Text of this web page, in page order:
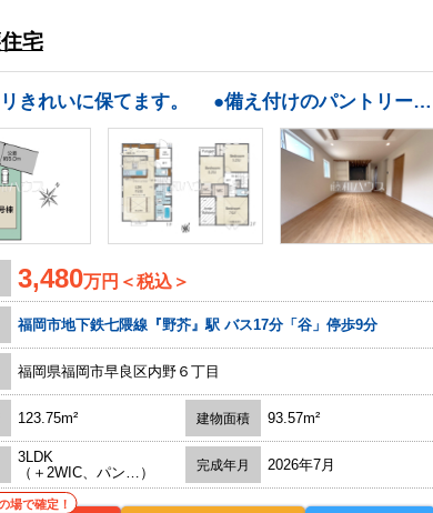
宅
●大容量のウォークインクローゼットでお部屋をスッキリきれいに保てます。 ●備え付けのパントリーは便利な収納スペースです。食品のストック・飲料水・災害用の備蓄品まで収納できます。 ●家事をしながらご家族との会話も楽しめる対面キッチン ●浴室換気乾燥機は梅雨の時期等、なかなか乾かない洗濯物を干すのに役立ちます！
3,480万円＜税込＞
福岡市地下鉄七隈線『野芥』駅 バス17分「谷」停歩9分
福岡県福岡市早良区内野６丁目
123.75m² 建物面積 93.57m²
3LDK
（＋2WIC、パン…）
完成年月 2026年7月
場で確定！